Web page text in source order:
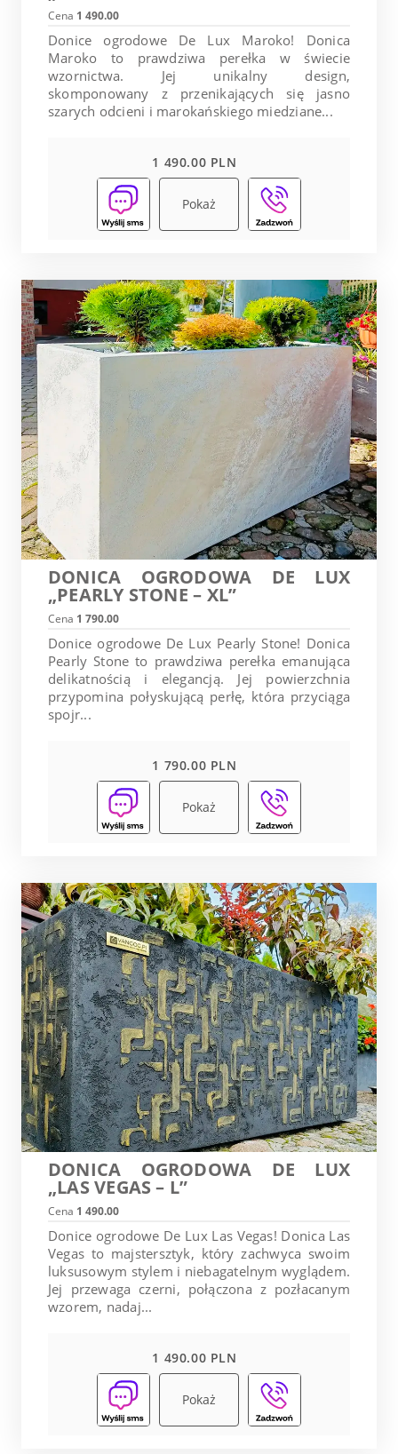
Cena 1 490.00
Donice ogrodowe De Lux Maroko! Donica
Maroko to prawdziwa perełka w świecie
wzornictwa. Jej unikalny design,
skomponowany z przenikających się jasno
szarych odcieni i marokańskiego miedziane...
1 490.00 PLN
Pokaż
DONICA OGRODOWA DE LUX
„PEARLY STONE – XL”
Cena 1 790.00
Donice ogrodowe De Lux Pearly Stone! Donica
Pearly Stone to prawdziwa perełka emanująca
delikatnością i elegancją. Jej powierzchnia
przypomina połyskującą perłę, która przyciąga
spojr...
1 790.00 PLN
Pokaż
DONICA OGRODOWA DE LUX
„LAS VEGAS – L”
Cena 1 490.00
Donice ogrodowe De Lux Las Vegas! Donica Las
Vegas to majstersztyk, który zachwyca swoim
luksusowym stylem i niebagatelnym wyglądem.
Jej przewaga czerni, połączona z pozłacanym
wzorem, nadaj...
1 490.00 PLN
Pokaż